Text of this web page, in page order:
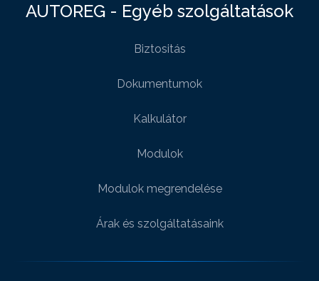
AUTOREG - Egyéb szolgáltatások
Biztositás
Dokumentumok
Kalkulátor
Modulok
Modulok megrendelése
Árak és szolgáltatásaink